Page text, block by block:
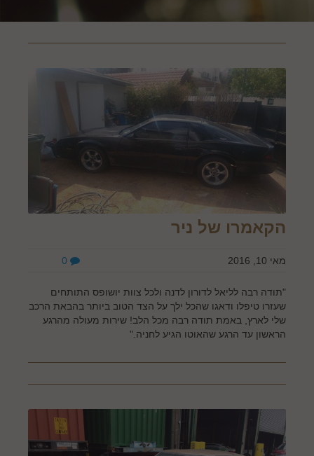
הקאמרו של ניר
מאי 10, 2016
"תודה רבה לליאל לדורון לדנה ולכל צוות יושופס התותחים
שעזרו טיפלו ודאגו שהכל ילך על הצד הטוב ביותר בהבאת הרכב
שלי לארץ, באמת תודה רבה מכל הלב! שירות מעולה מהרגע
הראשון עד הרגע שהאוטו הגיע לחניה."